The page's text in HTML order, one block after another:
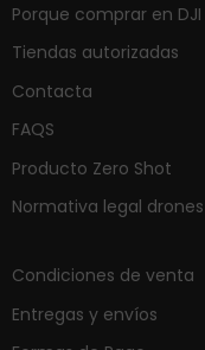
Porque comprar en
Tiendas autorizadas
Contacta
FAQS
Producto Zero Shot
Normativa legal drones
Condiciones de venta
Entregas y envíos